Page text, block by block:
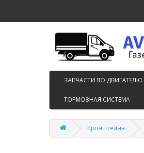
ЗАПЧАСТИ ПО ДВИГАТЕЛЮ
ТОРМОЗНАЯ СИСТЕМА
Кронштейны